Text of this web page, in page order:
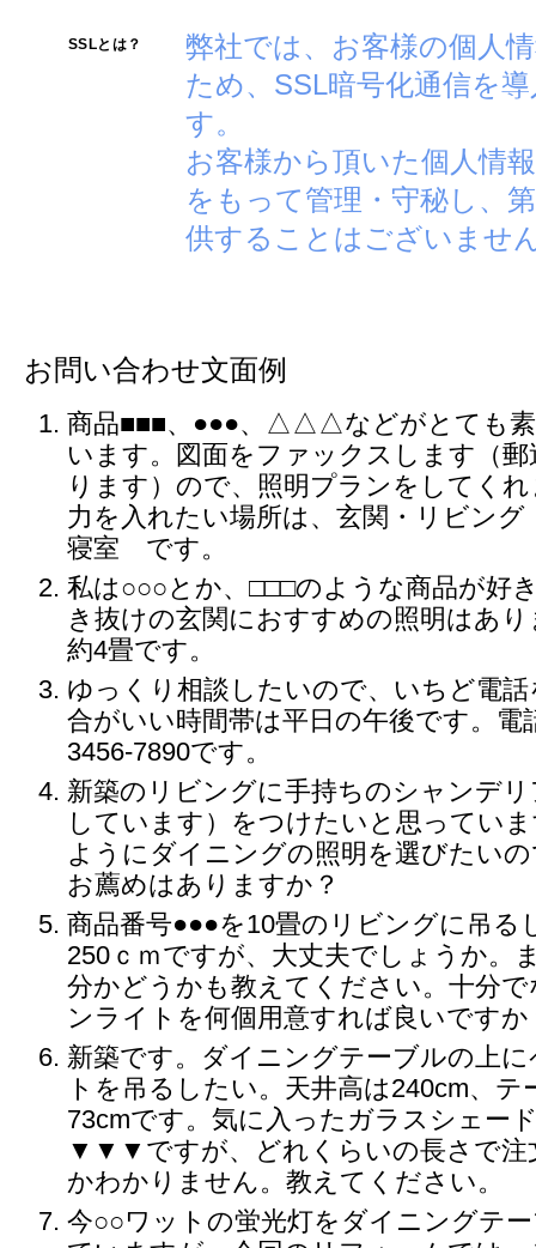
SSLとは？
弊社では、お客様の個人
ため、SSL暗号化通信を
す。
お客様から頂いた個人情
をもって管理・守秘し、
供することはございませ
お問い合わせ文面例
商品■■■、●●●、△△△などがとても素
います。図面をファックスします（
ります）ので、照明プランをしてく
力を入れたい場所は、玄関・リビン
寝室 です。
私は○○○とか、□□□のような商品が好
き抜けの玄関におすすめの照明はあ
約4畳です。
ゆっくり相談したいので、いちど電
合がいい時間帯は平日の午後です。
3456-7890です。
新築のリビングに手持ちのシャンデ
しています）をつけたいと思ってい
ようにダイニングの照明を選びたい
お薦めはありますか？
商品番号●●●を10畳のリビングに吊る
250ｃｍですが、大丈夫でしょうか。
分かどうかも教えてください。十分
ンライトを何個用意すれば良いですか
新築です。ダイニングテーブルの上
トを吊るしたい。天井高は240cm、
73cmです。気に入ったガラスシェ
▼▼▼ですが、どれくらいの長さで注
かわかりません。教えてください。
今○○ワットの蛍光灯をダイニングテ